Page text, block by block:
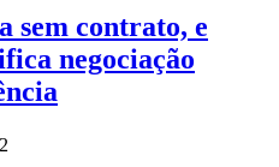
sem contrato, e
negociação